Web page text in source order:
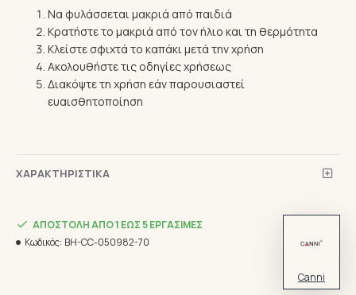
Να φυλάσσεται μακριά από παιδιά
Κρατήστε το μακριά από τον ήλιο και τη θερμότητα
Κλείστε σφιχτά το καπάκι μετά την χρήση
Ακολουθήστε τις οδηγίες χρήσεως
Διακόψτε τη χρήση εάν παρουσιαστεί
ευαισθητοποίηση
ΧΑΡΑΚΤΗΡΙΣΤΙΚΆ
ΑΠΟΣΤΟΛΉ ΑΠΌ 1 ΈΩΣ 5 ΕΡΓΆΣΙΜΕΣ
Κωδικός: BH-CC-050982-70
Canni